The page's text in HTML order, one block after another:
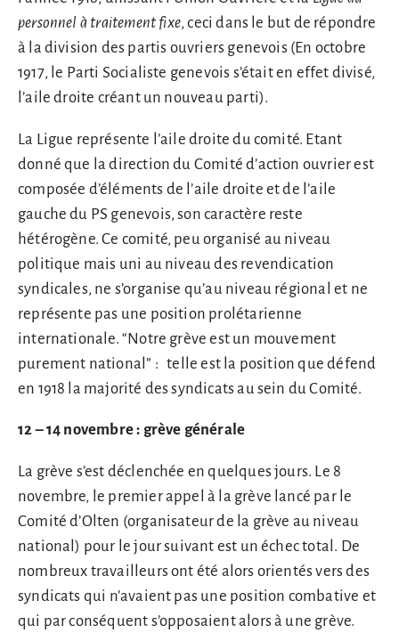
personnel à traitement fixe, ceci dans le but de répondre
à la division des partis ouvriers genevois (En octobre
1917, le Parti Socialiste genevois s’était en effet divisé,
l’aile droite créant un nouveau parti).
La Ligue représente l’aile droite du comité. Etant
donné que la direction du Comité d’action ouvrier est
composée d’éléments de l’aile droite et de l’aile
gauche du PS genevois, son caractère reste
hétérogène. Ce comité, peu organisé au niveau
politique mais uni au niveau des revendication
syndicales, ne s’organise qu’au niveau régional et ne
représente pas une position prolétarienne
internationale. “Notre grève est un mouvement
purement national” : telle est la position que défend
en 1918 la majorité des syndicats au sein du Comité.
12 – 14 novembre : grève générale
La grève s’est déclenchée en quelques jours. Le 8
novembre, le premier appel à la grève lancé par le
Comité d’Olten (organisateur de la grève au niveau
national) pour le jour suivant est un échec total. De
nombreux travailleurs ont été alors orientés vers des
syndicats qui n’avaient pas une position combative et
qui par conséquent s’opposaient alors à une grève.